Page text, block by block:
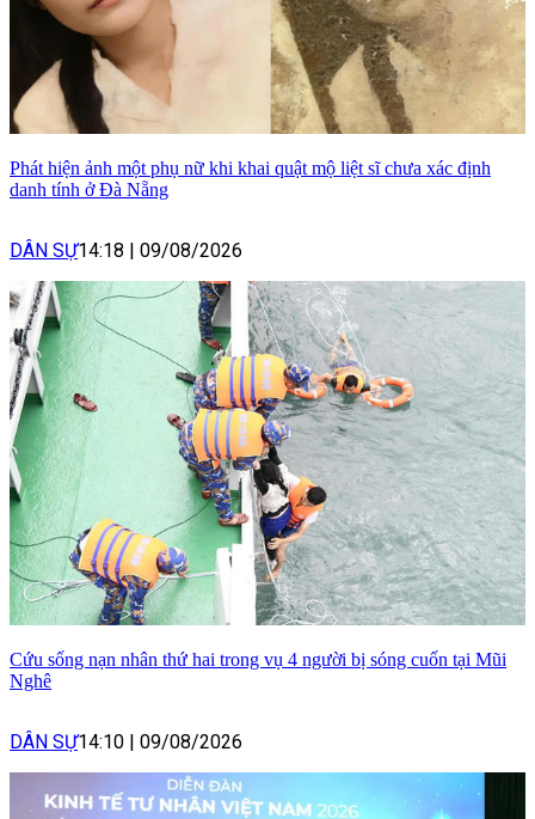
Phát hiện ảnh một phụ nữ khi khai quật mộ liệt sĩ chưa xác định
danh tính ở Đà Nẵng
DÂN SỰ14:18 | 09/08/2026
Cứu sống nạn nhân thứ hai trong vụ 4 người bị sóng cuốn tại Mũi
Nghê
DÂN SỰ14:10 | 09/08/2026